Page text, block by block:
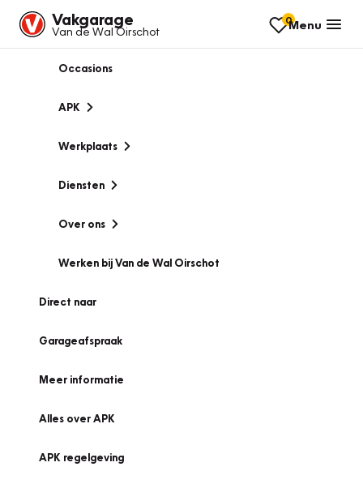
Vakgarage
Van de Wal Oirschot
0Menu
Occasions
APK
Werkplaats
Diensten
Over ons
Werken bij Van de Wal Oirschot
Direct naar
Garageafspraak
Meer informatie
Alles over APK
APK regelgeving